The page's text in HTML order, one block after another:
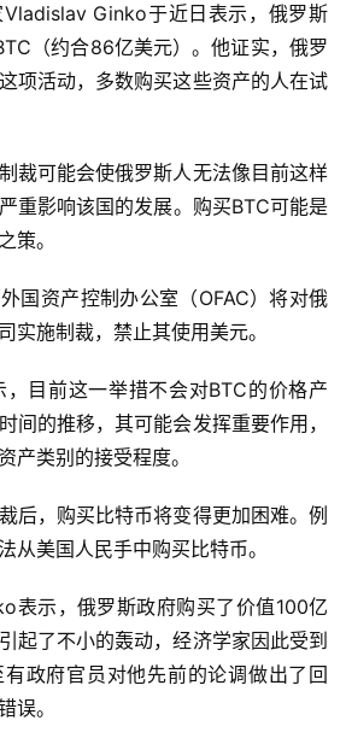
Ginko于近日表示，俄罗斯
（约合86亿美元）。他证实，俄罗
项活动，多数购买这些资产的人在试
裁可能会使俄罗斯人无法像目前这样
重影响该国的发展。购买BTC可能是
策。
国资产控制办公室（OFAC）将对俄
实施制裁，禁止其使用美元。
目前这一举措不会对BTC的价格产
间的推移，其可能会发挥重要作用，
产类别的接受程度。
后，购买比特币将变得更加困难。例
从美国人民手中购买比特币。
表示，俄罗斯政府购买了价值100亿
起了不小的轰动，经济学家因此受到
政府官员对他先前的论调做出了回
误。